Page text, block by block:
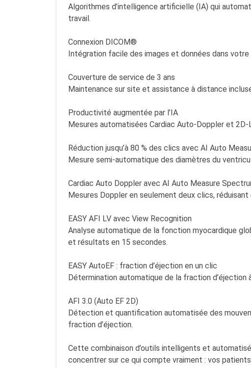
Algorithmes d’intelligence artificielle (IA) qui
travail.
Connexion DICOM®
Intégration facile des images et données dans
Couverture de service de 3 ans
Maintenance sur site et assistance à distance
Productivité augmentée par l’IA
Mesures automatisées Cardiac Auto-Doppler et
Réduction jusqu’à 80 % des clics avec AI Auto
Mesure semi-automatique des diamètres du
Cardiac Auto Doppler avec AI Auto Measure
Mesures Doppler en seulement deux clics,
EASY AFI LV avec View Recognition
Analyse automatique de la fonction myocardique
et résultats en 15 secondes.
EASY AutoEF : fraction d’éjection en un clic
Détermination automatique de la fraction
AFI 3.0 (Auto EF 2D)
Détection et quantification automatisée des
fraction d’éjection.
Cette combinaison d’outils intelligents et
concentrer sur ce qui compte vraiment : vos